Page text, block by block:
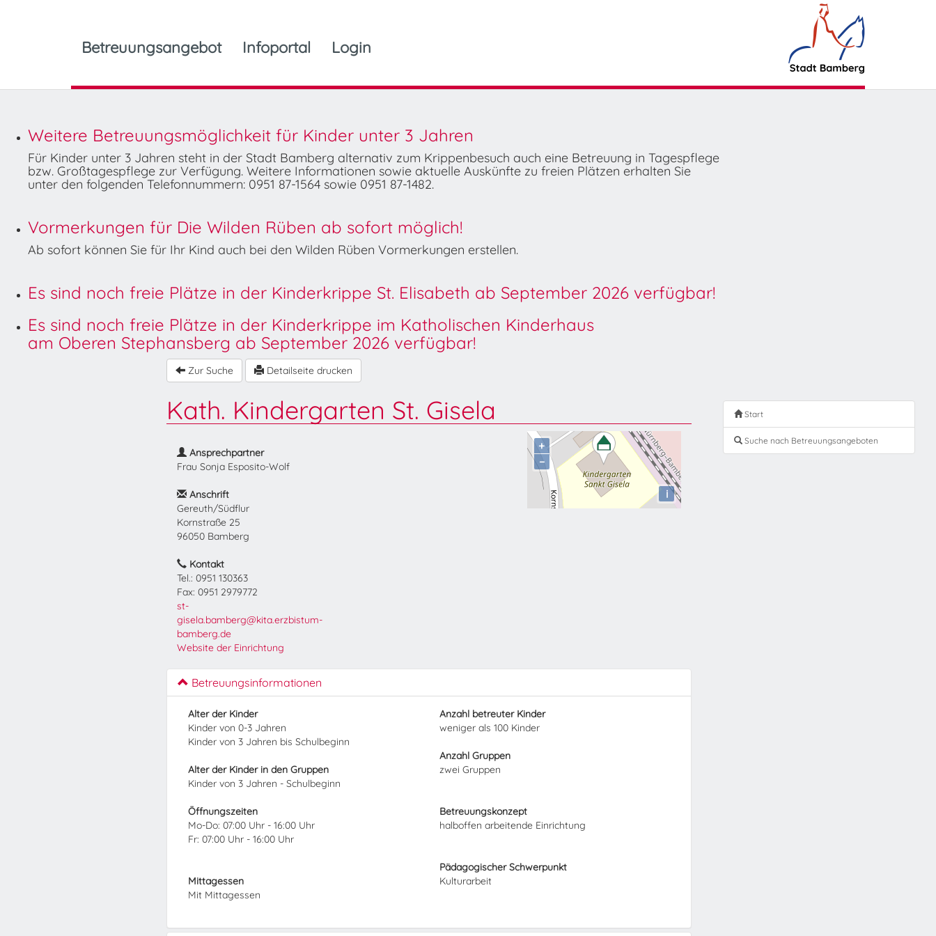
Betreuungsangebot Infoportal Login
Weitere Betreuungsmöglichkeit für Kinder unter 3 Jahren
Für Kinder unter 3 Jahren steht in der Stadt Bamberg alternativ zum Krippenbesuch auch eine Betreuung in Tagespflege
bzw. Großtagespflege zur Verfügung. Weitere Informationen sowie aktuelle Auskünfte zu freien Plätzen erhalten Sie
unter den folgenden Telefonnummern: 0951 87-1564 sowie 0951 87-1482.
Vormerkungen für Die Wilden Rüben ab sofort möglich!
Ab sofort können Sie für Ihr Kind auch bei den Wilden Rüben Vormerkungen erstellen.
Es sind noch freie Plätze in der Kinderkrippe St. Elisabeth ab September 2026 verfügbar!
Es sind noch freie Plätze in der Kinderkrippe im Katholischen Kinderhaus
am Oberen Stephansberg ab September 2026 verfügbar!
Zur Suche Detailseite drucken
Kath. Kindergarten St. Gisela
Ansprechpartner
Frau Sonja Esposito-Wolf
Anschrift
Gereuth/Südflur
Kornstraße 25
96050 Bamberg
Kontakt
Tel.: 0951 130363
Fax: 0951 2979772
st-
gisela.bamberg@kita.erzbistum-
bamberg.de
Website der Einrichtung
+
−
i
Betreuungsinformationen
Alter der Kinder
Kinder von 0-3 Jahren
Kinder von 3 Jahren bis Schulbeginn
Alter der Kinder in den Gruppen
Kinder von 3 Jahren - Schulbeginn
Anzahl betreuter Kinder
weniger als 100 Kinder
Anzahl Gruppen
zwei Gruppen
Öffnungszeiten
Mo-Do: 07:00 Uhr - 16:00 Uhr
Fr: 07:00 Uhr - 16:00 Uhr
Mittagessen
Mit Mittagessen
Betreuungskonzept
halboffen arbeitende Einrichtung
Pädagogischer Schwerpunkt
Kulturarbeit
Start
Suche nach Betreuungsangeboten